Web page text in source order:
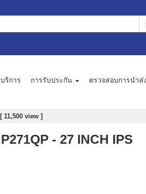
ริการ การรับประกัน ตรวจสอบการนำส่ง
11,500 view ]
- 27 INCH IPS